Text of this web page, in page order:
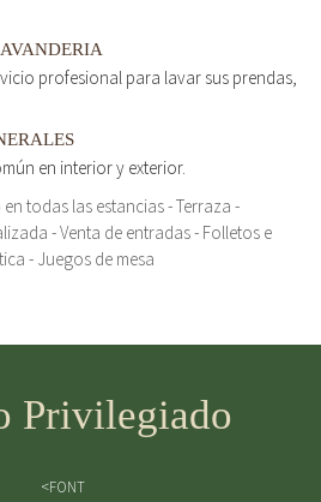
profesional para lavar sus prendas,
en interior y exterior.
todas las estancias - Terraza -
- Venta de entradas - Folletos e
- Juegos de mesa
Privilegiado